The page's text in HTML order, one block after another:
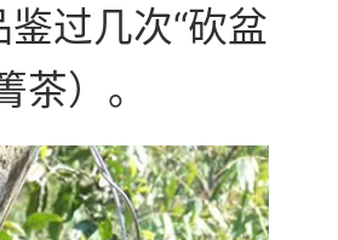
过几次“砍盆
）。